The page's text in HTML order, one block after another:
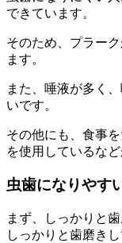
できています。
そのため、プラー
ます。
また、唾液が多く
いです。
その他にも、食事
を使用しているなど
虫歯になりやす
まず、しっかりと
しっかりと歯磨き